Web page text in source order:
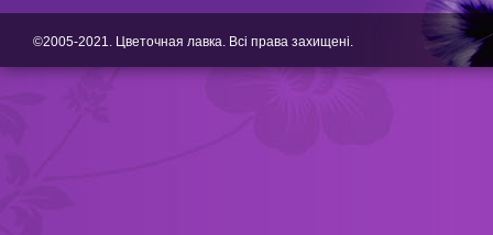
©2005-2021. Цветочная лавка. Всі права захищені.